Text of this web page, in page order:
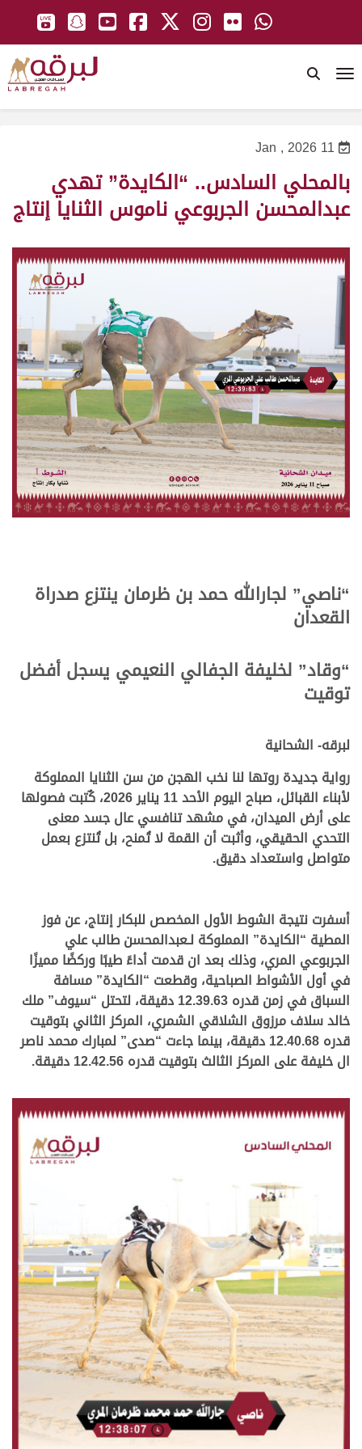
11 Jan , 2026
بالمحلي السادس.. “الكايدة” تهدي
عبدالمحسن الجربوعي ناموس الثنايا إنتاج
“ناصي” لجارالله حمد بن ظرمان ينتزع صدراة
القعدان
“وقاد” لخليفة الجفالي النعيمي يسجل أفضل
توقيت
لبرقه- الشحانية
رواية جديدة روتها لنا نخب الهجن من سن الثنايا المملوكة
لأبناء القبائل، صباح اليوم الأحد 11 يناير 2026، كٌتبت فصولها
على أرض الميدان، في مشهد تنافسي عال جسد معنى
التحدي الحقيقي، وأثبت أن القمة لا تُمنح، بل تُنتزع بعمل
متواصل واستعداد دقيق.
أسفرت نتيجة الشوط الأول المخصص للبكار إنتاج، عن فوز
المطية “الكايدة” المملوكة لـعبدالمحسن طالب علي
الجربوعي المري، وذلك بعد ان قدمت أداءً طيبًا وركضًا مميزًا
في أول الأشواط الصباحية، وقطعت “الكايدة” مسافة
السباق في زمن قدره 12.39.63 دقيقة، لتحتل “سيوف” ملك
خالد سلاف مرزوق الشلاقي الشمري، المركز الثاني بتوقيت
قدره 12.40.68 دقيقة، بينما جاءت “صدى” لمبارك محمد ناصر
ال خليفة على المركز الثالث بتوقيت قدره 12.42.56 دقيقة.